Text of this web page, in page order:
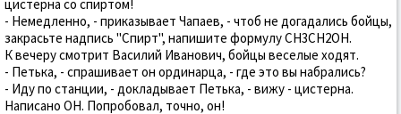
цистерна со спиртом!
- Немедленно, - приказывает Чапаев, - чтоб не догадались бойцы,
закрасьте надпись "Спирт", напишите формулу CН3CН2ОН.
К вечеру смотрит Василий Иванович, бойцы веселые ходят.
- Петька, - спрашивает он ординарца, - где это вы набрались?
- Иду по станции, - докладывает Петька, - вижу - цистерна.
Написано ОН. Попробовал, точно, он!